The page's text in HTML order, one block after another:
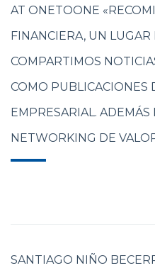
AT ONETOONE
FINANCIERA, UN LUGAR
COMPARTIMOS
COMO PUBLICACIONES
EMPRESARIAL.
NETWORKING DE
SANTIAGO NIÑO